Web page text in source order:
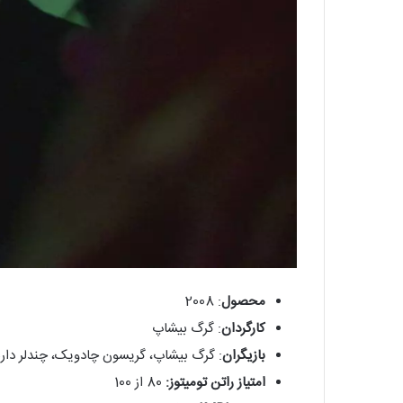
محصول: 2008
کارگردان: گرگ بیشاپ
بازیگران: گرگ بیشاپ، گریسون چادویک، چندلر
امتیاز راتن تومیتوز: